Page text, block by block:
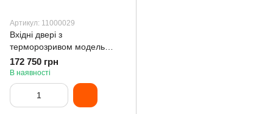
Артикул: 11000029
Вхідні двері з
терморозривом модель
Revolution King Size
комплектація Bionica 2 -
1200 Mottura
172 750 грн
В наявності